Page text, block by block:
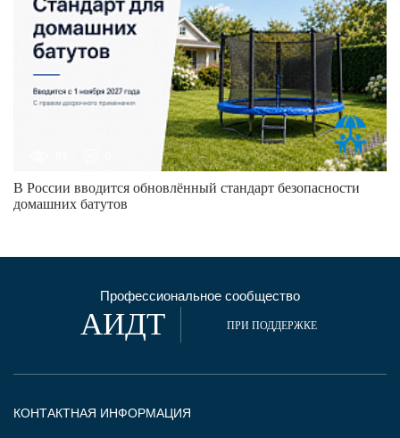
В России вводится обновлённый стандарт безопасности
домашних батутов
Профессиональное сообщество
АИДТ ПРИ ПОДДЕРЖКЕ
КОНТАКТНАЯ ИНФОРМАЦИЯ